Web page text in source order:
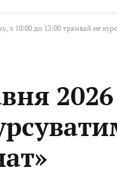
з 10:00 до 13:00 трамвай не